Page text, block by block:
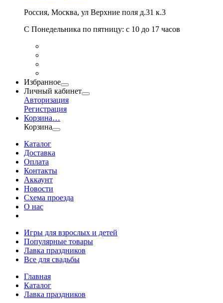
Россия, Москва, ул Верхние поля д.31 к.3
С Понедельника по пятницу: с 10 до 17 часов
Избранное
Личный кабинет
Авторизация
Регистрация
Корзина…
Корзина
Каталог
Доставка
Оплата
Контакты
Аккаунт
Новости
Схема проезда
О нас
Игры для взрослых и детей
Популярные товары
Лавка праздников
Все для свадьбы
Главная
Каталог
Лавка праздников